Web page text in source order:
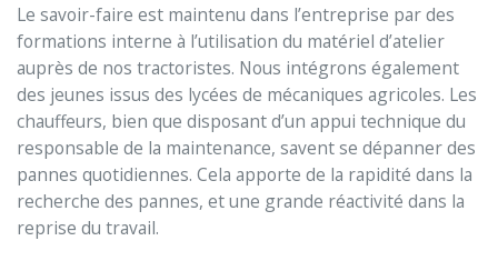
Le savoir-faire est maintenu dans l’entreprise par des
formations interne à l’utilisation du matériel d’atelier
auprès de nos tractoristes. Nous intégrons également
des jeunes issus des lycées de mécaniques agricoles. Les
chauffeurs, bien que disposant d’un appui technique du
responsable de la maintenance, savent se dépanner des
pannes quotidiennes. Cela apporte de la rapidité dans la
recherche des pannes, et une grande réactivité dans la
reprise du travail.